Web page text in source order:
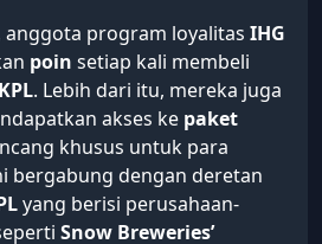
anggota program loyalitas IHG
poin setiap kali membeli
KPL. Lebih dari itu, mereka juga
akses ke paket
khusus untuk para
bergabung dengan deretan
yang berisi perusahaan-
Snow Breweries’